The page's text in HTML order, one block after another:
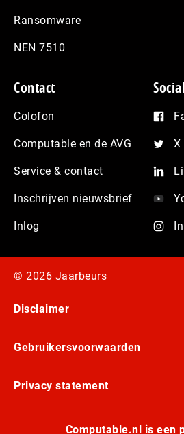
Ransomware
NEN 7510
Contact
Colofon
Computable en de AVG
Service & contact
Inschrijven nieuwsbrief
Inlog
Social
X
© 2026 Jaarbeurs
Disclaimer
Gebruikersvoorwaarden
Privacy statement
Computable.nl is een